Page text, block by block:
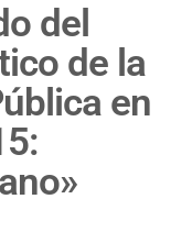
del
de la
en